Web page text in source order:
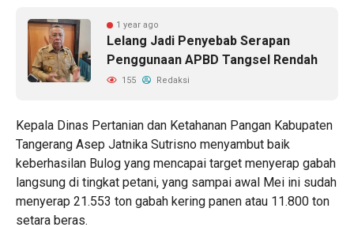
1 year ago
Lelang Jadi Penyebab Serapan
Penggunaan APBD Tangsel Rendah
155 Redaksi
Kepala Dinas Pertanian dan Ketahanan Pangan Kabupaten
Tangerang Asep Jatnika Sutrisno menyambut baik
keberhasilan Bulog yang mencapai target menyerap gabah
langsung di tingkat petani, yang sampai awal Mei ini sudah
menyerap 21.553 ton gabah kering panen atau 11.800 ton
setara beras.